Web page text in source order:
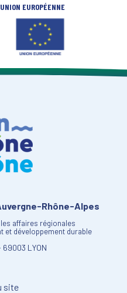
EUROPÉENNE
Rhône-Alpes
affaires régionales
et développement durable
69003 LYON
site